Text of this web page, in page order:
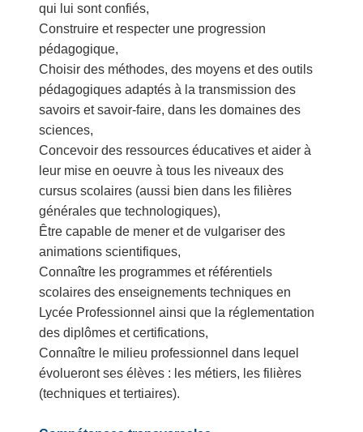
qui lui sont confiés,
Construire et respecter une progression
pédagogique,
Choisir des méthodes, des moyens et des outils
pédagogiques adaptés à la transmission des
savoirs et savoir-faire, dans les domaines des
sciences,
Concevoir des ressources éducatives et aider à
leur mise en oeuvre à tous les niveaux des
cursus scolaires (aussi bien dans les filières
générales que technologiques),
Être capable de mener et de vulgariser des
animations scientifiques,
Connaître les programmes et référentiels
scolaires des enseignements techniques en
Lycée Professionnel ainsi que la réglementation
des diplômes et certifications,
Connaître le milieu professionnel dans lequel
évolueront ses élèves : les métiers, les filières
(techniques et tertiaires).